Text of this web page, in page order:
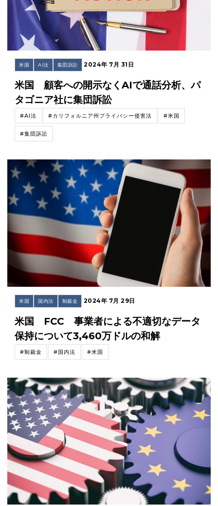
米国 AI法 集団訴訟 2024年 7月 31日
米国 顧客への開示なくAIで通話分析、パ
タゴニア社に集団訴訟
#AI法 #カリフォルニア州プライバシー侵害法 #米国
#集団訴訟
米国 国内法 制裁金 2024年 7月 29日
米国 FCC 事業者による不適切なデータ
保持について3,460万ドルの和解
#制裁金 #国内法 #米国